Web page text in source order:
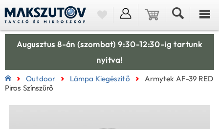
Augusztus 8-án (szombat) 9:30-12:30-ig tartunk
nyitva!
Outdoor Lámpa Kiegészítő
Armytek AF-39 RED
Piros Színszűrő